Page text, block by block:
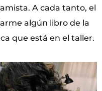
A cada tanto, el
algún libro de la
que está en el taller.